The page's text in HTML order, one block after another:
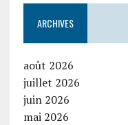
ARCHIVES
août 2026
juillet 2026
juin 2026
mai 2026